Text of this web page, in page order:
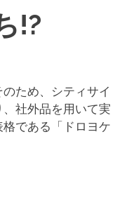
!?
ため、シティサイ
社外品を用いて実
である「ドロヨケ